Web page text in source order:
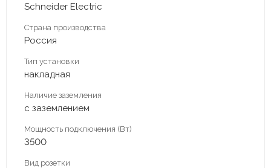
Schneider Electric
Страна производства
Россия
Тип установки
накладная
Наличие заземления
с заземлением
Мощность подключения (Вт)
3500
Вид розетки